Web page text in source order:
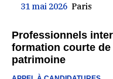
31 mai 2026 Paris
Professionnels
formation courte
patrimoine